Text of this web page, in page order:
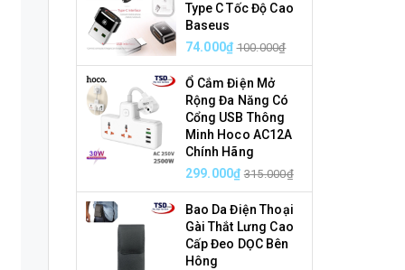
Type C Tốc Độ Cao
Baseus
74.000₫ 100.000₫
Ổ Cắm Điện Mở
Rộng Đa Năng Có
Cổng USB Thông
Minh Hoco AC12A
Chính Hãng
299.000₫ 315.000₫
Bao Da Điện Thoại
Gài Thắt Lưng Cao
Cấp Đeo DỌC Bên
Hông